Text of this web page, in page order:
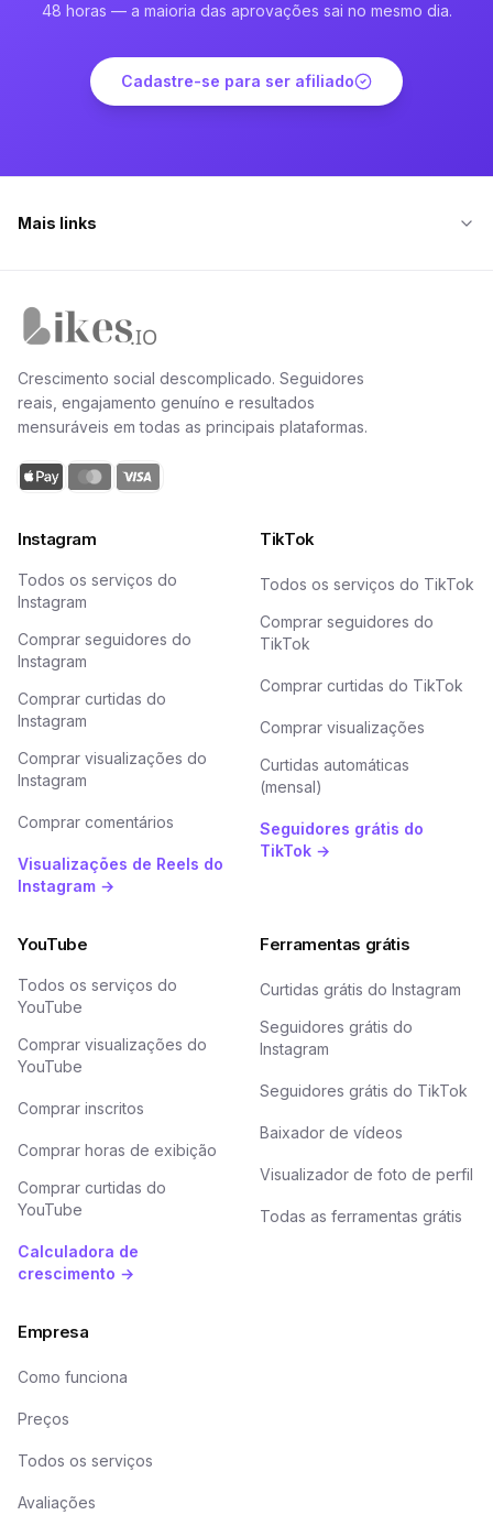
48 horas — a maioria das aprovações sai no mesmo dia.
Cadastre-se para ser afiliado
Mais links
Crescimento social descomplicado. Seguidores
reais, engajamento genuíno e resultados
mensuráveis em todas as principais plataformas.
Instagram
Todos os serviços do
Instagram
Comprar seguidores do
Instagram
Comprar curtidas do
Instagram
Comprar visualizações do
Instagram
Comprar comentários
Visualizações de Reels do
Instagram →
TikTok
Todos os serviços do TikTok
Comprar seguidores do
TikTok
Comprar curtidas do TikTok
Comprar visualizações
Curtidas automáticas
(mensal)
Seguidores grátis do
TikTok →
YouTube
Todos os serviços do
YouTube
Comprar visualizações do
YouTube
Comprar inscritos
Comprar horas de exibição
Comprar curtidas do
YouTube
Calculadora de
crescimento →
Ferramentas grátis
Curtidas grátis do Instagram
Seguidores grátis do
Instagram
Seguidores grátis do TikTok
Baixador de vídeos
Visualizador de foto de perfil
Todas as ferramentas grátis
Empresa
Como funciona
Preços
Todos os serviços
Avaliações